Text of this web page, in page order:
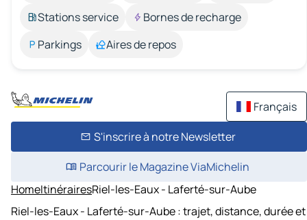
Stations service
Bornes de recharge
Parkings
Aires de repos
Français
S'inscrire à notre Newsletter
Parcourir le Magazine ViaMichelin
HomeItinérairesRiel-les-Eaux - Laferté-sur-Aube
Riel-les-Eaux - Laferté-sur-Aube : trajet, distance, durée et